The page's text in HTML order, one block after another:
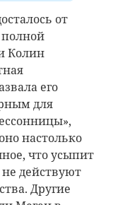
от
полной
Колин
его
для
настолько
что усыпит
не действуют
Другие